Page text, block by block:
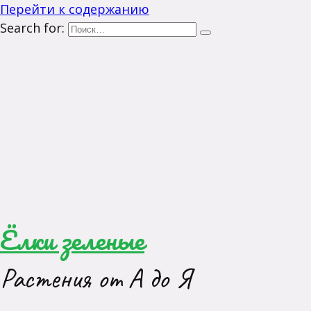
Перейти к содержанию
Search for:
Ёлки зеленые
Растения от А до Я